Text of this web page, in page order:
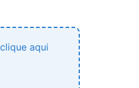
clique aqui